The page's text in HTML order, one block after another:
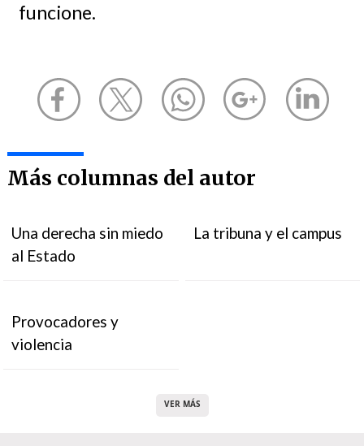
funcione.
Más columnas del autor
Una derecha sin miedo
al Estado
La tribuna y el campus
Provocadores y
violencia
VER MÁS